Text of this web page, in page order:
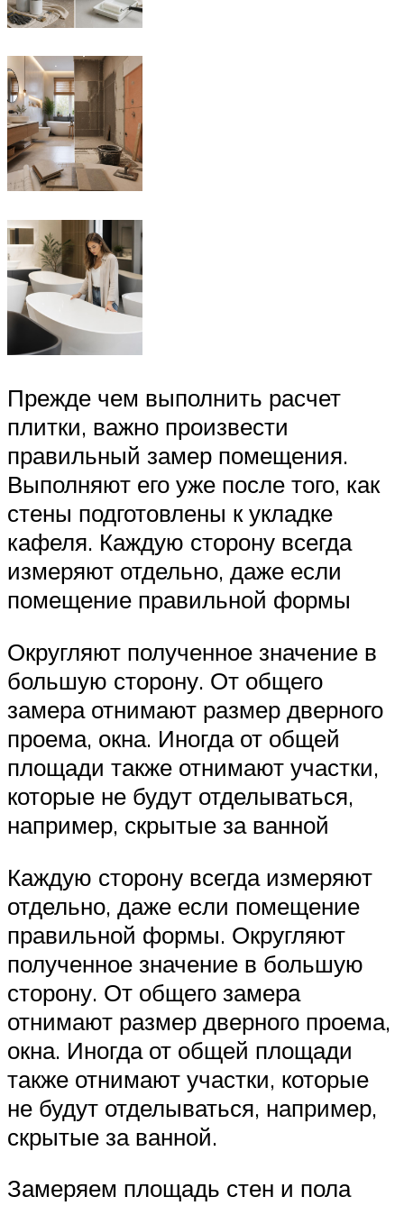
Прежде чем выполнить расчет
плитки, важно произвести
правильный замер помещения.
Выполняют его уже после того, как
стены подготовлены к укладке
кафеля. Каждую сторону всегда
измеряют отдельно, даже если
помещение правильной формы
Округляют полученное значение в
большую сторону. От общего
замера отнимают размер дверного
проема, окна. Иногда от общей
площади также отнимают участки,
которые не будут отделываться,
например, скрытые за ванной
Каждую сторону всегда измеряют
отдельно, даже если помещение
правильной формы. Округляют
полученное значение в большую
сторону. От общего замера
отнимают размер дверного проема,
окна. Иногда от общей площади
также отнимают участки, которые
не будут отделываться, например,
скрытые за ванной.
Замеряем площадь стен и пола